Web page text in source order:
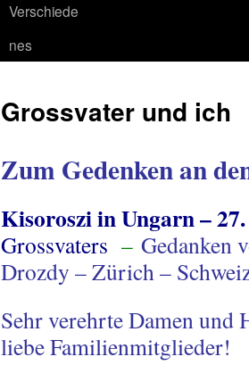
Verschiede
nes
Grossvater und ich
Zum Gedenken an
Kisoroszi in Ungarn –
Grossvaters – Gedanken
Drozdy – Zürich –
Sehr verehrte Damen und
liebe Familienmitglieder!